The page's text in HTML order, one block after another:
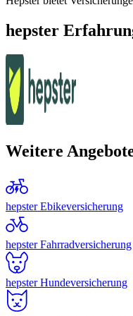
hepster
Weitere
hepster Ebikeversicherung
hepster Fahrradversicherung
hepster Hundeversicherung